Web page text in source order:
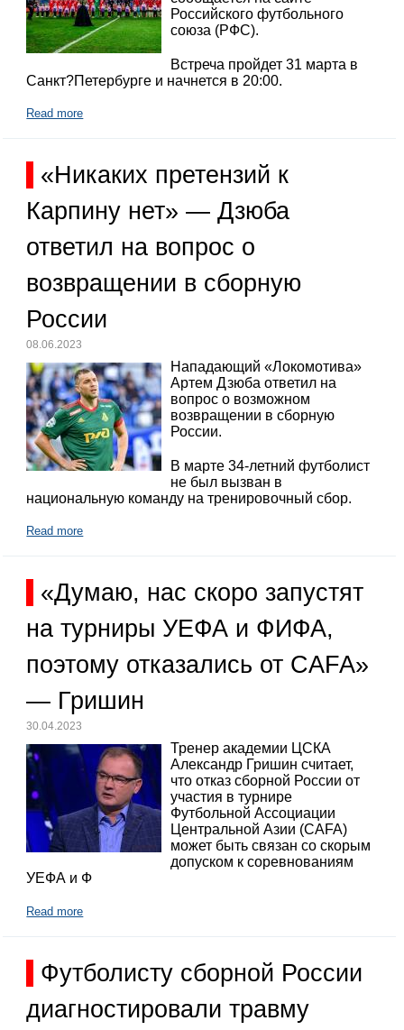
Российского футбольного
союза (РФС).
Встреча пройдет 31 марта в
Санкт?Петербурге и начнется в 20:00.
Read more
«Никаких претензий к
Карпину нет» — Дзюба
ответил на вопрос о
возвращении в сборную
России
08.06.2023
Нападающий «Локомотива»
Артем Дзюба ответил на
вопрос о возможном
возвращении в сборную
России.
В марте 34-летний футболист
не был вызван в
национальную команду на тренировочный сбор.
Read more
«Думаю, нас скоро запустят
на турниры УЕФА и ФИФА,
поэтому отказались от CAFA»
— Гришин
30.04.2023
Тренер академии ЦСКА
Александр Гришин считает,
что отказ сборной России от
участия в турнире
Футбольной Ассоциации
Центральной Азии (CAFA)
может быть связан со скорым
допуском к соревнованиям
УЕФА и Ф
Read more
Футболисту сборной России
диагностировали травму